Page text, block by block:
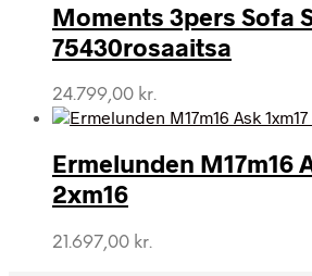
Moments 3pers Sofa
75430rosaaitsa
24.799,00 kr.
Ermelunden M17m16
2xm16
21.697,00 kr.